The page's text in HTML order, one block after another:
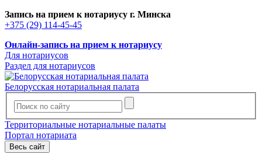
Запись на прием к нотариусу г. Минска
+375 (29) 114-45-45
Онлайн-запись на прием к нотариусу
Для нотариусов
Раздел для нотариусов
Белорусская нотариальная палата
Территориальные нотариальные палаты
Портал нотариата
Весь сайт